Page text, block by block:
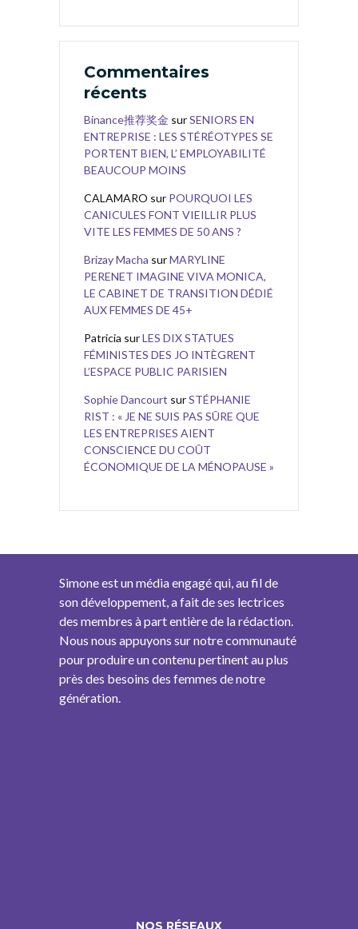
Commentaires
récents
Binance推荐奖金 surSENIORS EN
ENTREPRISE : LES STÉRÉOTYPES SE
PORTENT BIEN, L’ EMPLOYABILITÉ
BEAUCOUP MOINS
CALAMARO sur POURQUOI LES
CANICULES FONT VIEILLIR PLUS
VITE LES FEMMES DE 50 ANS ?
Brizay Macha surMARYLINE
PERENET IMAGINE VIVA MONICA,
LE CABINET DE TRANSITION DÉDIÉ
AUX FEMMES DE 45+
Patricia surLES DIX STATUES
FÉMINISTES DES JO INTÈGRENT
L’ESPACE PUBLIC PARISIEN
Sophie Dancourt surSTÉPHANIE
RIST : « JE NE SUIS PAS SÛRE QUE
LES ENTREPRISES AIENT
CONSCIENCE DU COÛT
ÉCONOMIQUE DE LA MÉNOPAUSE »
Simone est un média engagé qui, au fil de
son développement, a fait de ses lectrices
des membres à part entière de la rédaction.
Nous nous appuyons sur notre communauté
pour produire un contenu pertinent au plus
près des besoins des femmes de notre
génération.
NOS RÉSEAUX